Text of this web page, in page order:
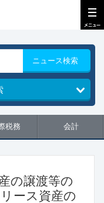
ニュース検索
税務 会計
の譲渡等の
ース資産の